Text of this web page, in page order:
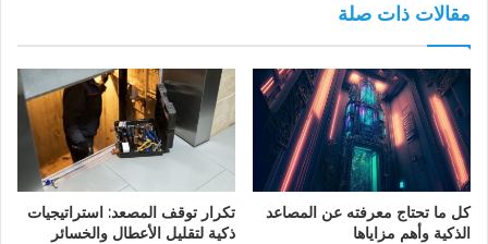
مقالات ذات صلة
كل ما تحتاج معرفته عن المصاعد
الذكية وأهم مزاياها
تكرار توقف المصعد: استراتيجيات
ذكية لتقليل الأعطال والخسائر